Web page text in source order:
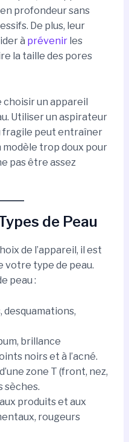
profondeur sans
De plus, leur
à prévenirles
la taille des pores
choisir un appareil
Utiliser un aspirateur
fragile peut entraîner
modèle trop doux pour
pas être assez
de Peau
de l’appareil, il est
votre type de peau.
peau :
brillance
noirs et à l’acné.
zone T (front, nez,
sèches.
produits et aux
rougeurs